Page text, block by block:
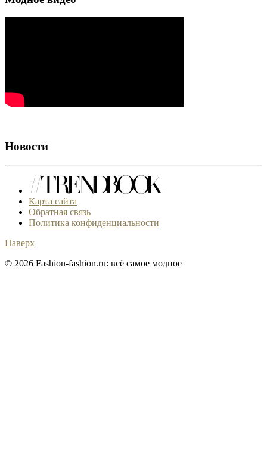
Новости
Карта сайта
Обратная связь
Политика конфиденциальности
Наверх
© 2026 Fashion-fashion.ru: всё самое модное